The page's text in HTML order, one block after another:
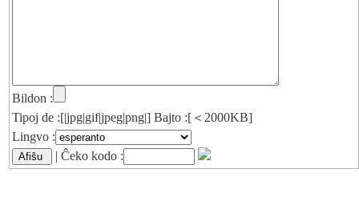
Bildon :
Tipoj de :[|jpg|gif|jpeg|png|] Bajto :[＜2000KB]
Lingvo :
| Ĉeko kodo :